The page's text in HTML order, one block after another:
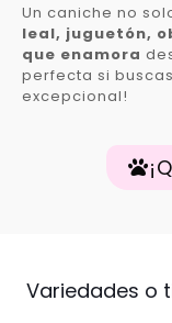
Un caniche no
leal, juguetón,
que enamora
perfecta si
excepcional!
Variedades o